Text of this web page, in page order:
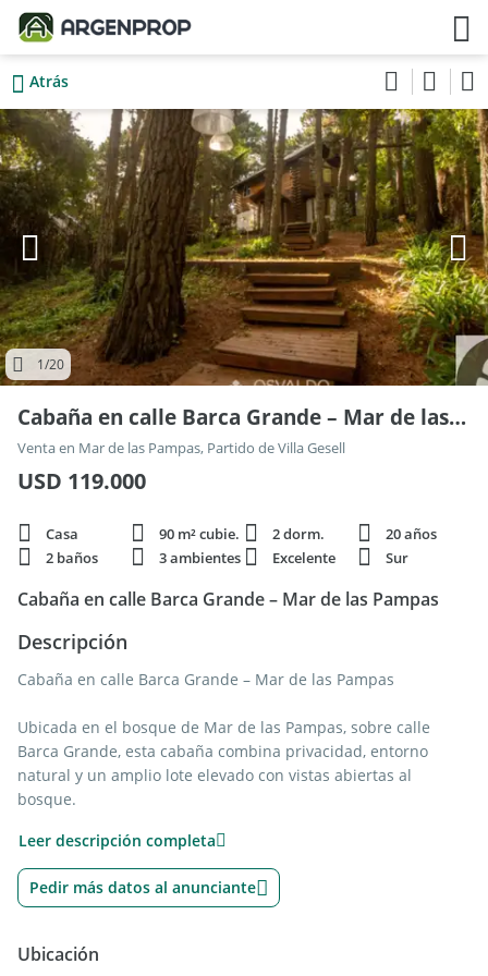
Atrás
1/20
Cabaña en calle Barca Grande – Mar de las Pampas 100
Venta en Mar de las Pampas, Partido de Villa Gesell
USD 119.000
Casa 90 m² cubie. 2 dorm.
20 años
2 baños
3 ambientes Excelente Sur
Cabaña en calle Barca Grande – Mar de las Pampas
Descripción
Cabaña en calle Barca Grande – Mar de las Pampas
Ubicada en el bosque de Mar de las Pampas, sobre calle
Barca Grande, esta cabaña combina privacidad, entorno
natural y un amplio lote elevado con vistas abiertas al
bosque.
la playa.
La propiedad cuenta con 90 m² cubiertos sobre un lote de
comedor con cocina integrada, salida al deck con parrilla y en
planta alta 2 dormitorios y 2 baños.
Leer descripción completa
Pedir más datos al anunciante
Ubicación